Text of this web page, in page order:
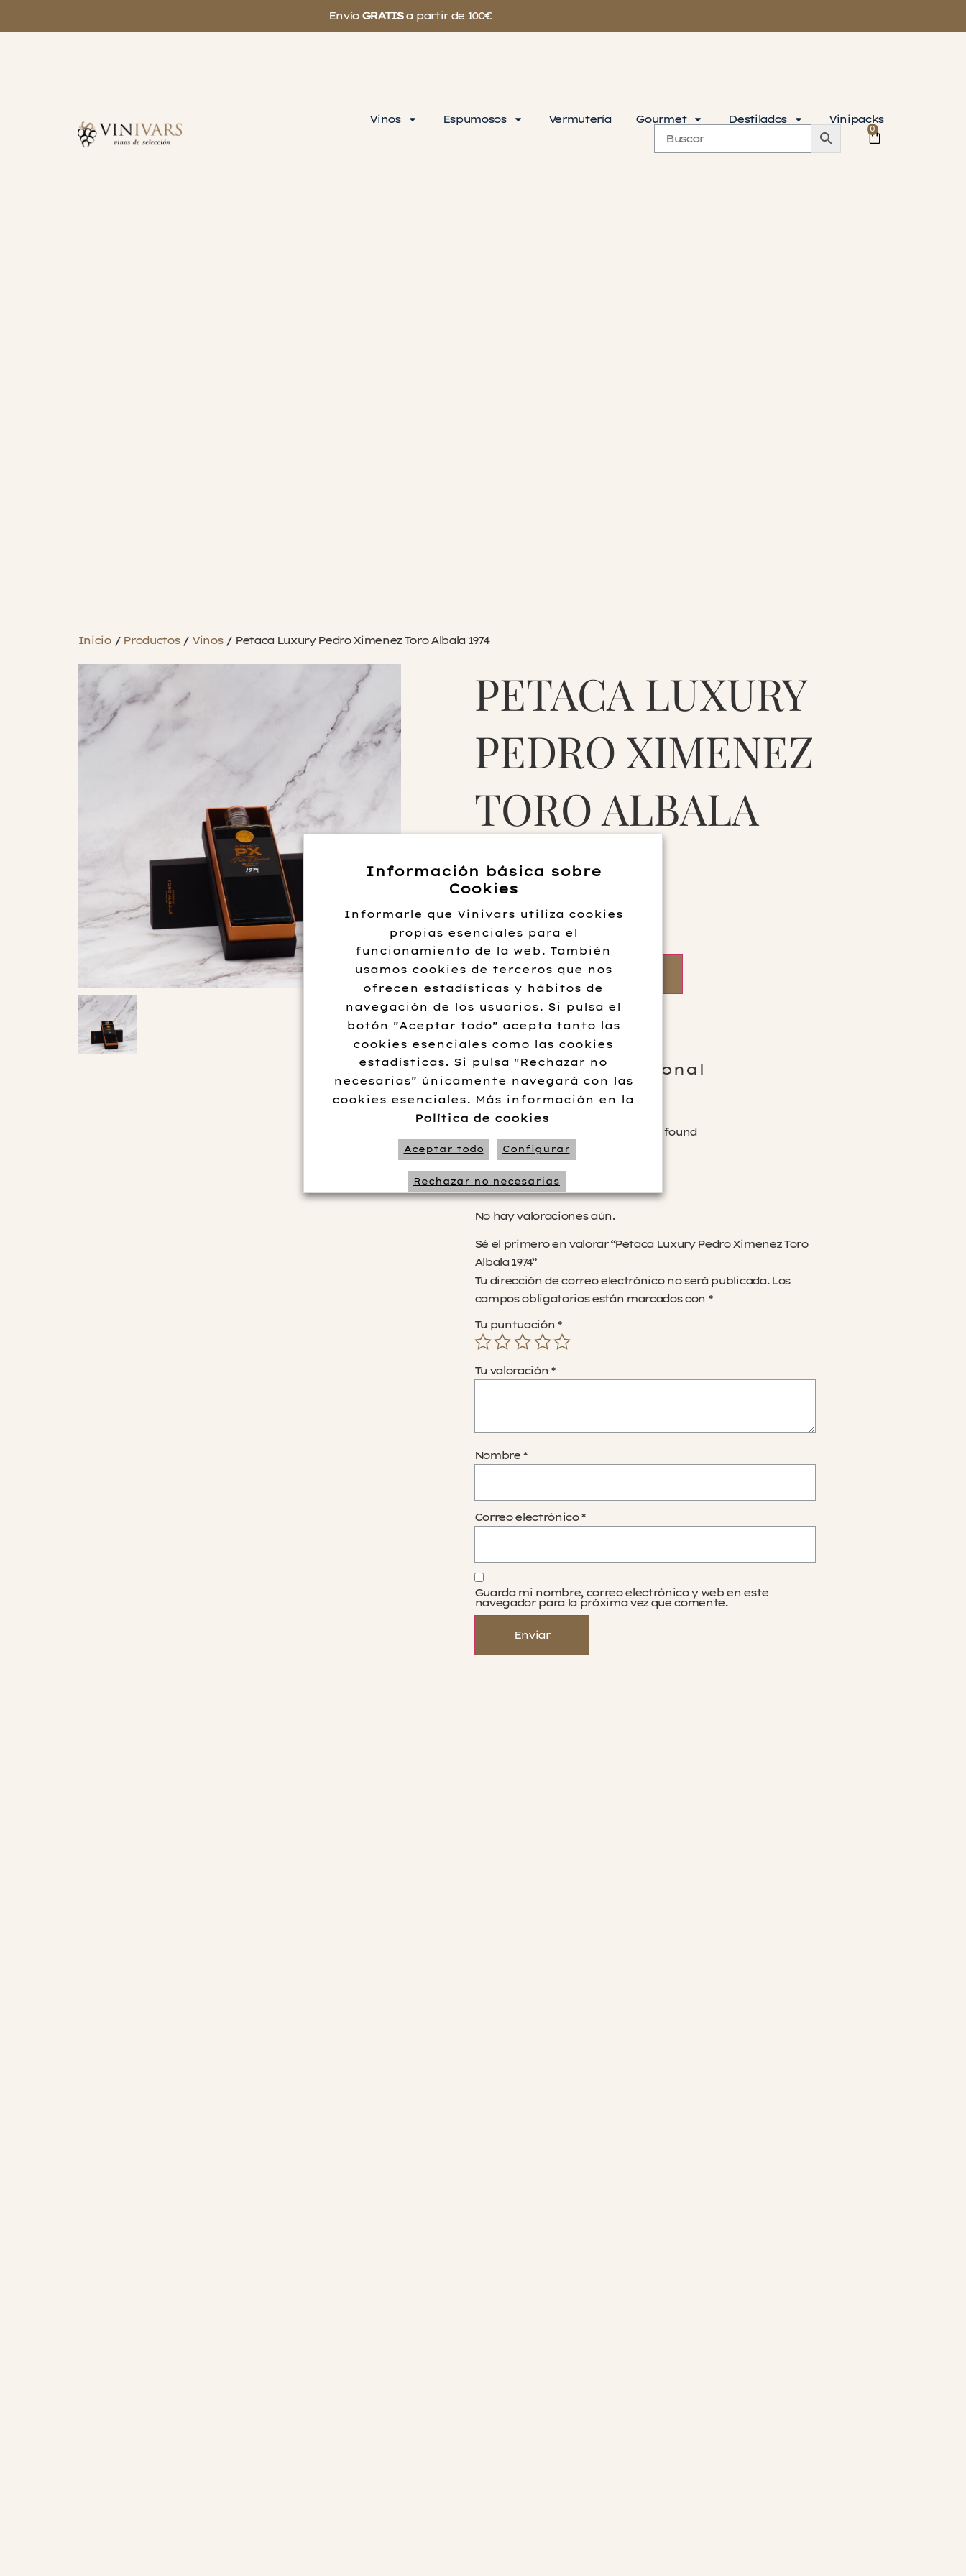
Envío GRATISa partir de 100€
Vinos Espumosos Vermutería Gourmet Destilados Vinipacks
0
Inicio / Productos / Vinos / Petaca Luxury Pedro Ximenez Toro Albala 1974
PETACA LUXURY
PEDRO XIMENEZ
TORO ALBALA
1974
75.00€
Añadir al carrito
Información adicional
No data was found
Valoraciones
No hay valoraciones aún.
Sé el primero en valorar “Petaca Luxury Pedro Ximenez Toro
Albala 1974”
Tu dirección de correo electrónico no será publicada. Los
campos obligatorios están marcados con *
Tu puntuación *
Tu valoración *
Nombre *
Correo electrónico*
Guarda mi nombre, correo electrónico y web en este
navegador para la próxima vez que comente.
Información básica sobre
Cookies
Informarle que Vinivars utiliza cookies
propias esenciales para el
funcionamiento de la web. También
usamos cookies de terceros que nos
ofrecen estadísticas y hábitos de
navegación de los usuarios. Si pulsa el
botón "Aceptar todo" acepta tanto las
cookies esenciales como las cookies
estadísticas. Si pulsa "Rechazar no
necesarias" únicamente navegará con las
cookies esenciales. Más información en la
Política de cookies
Aceptar todo Configurar
Rechazar no necesarias